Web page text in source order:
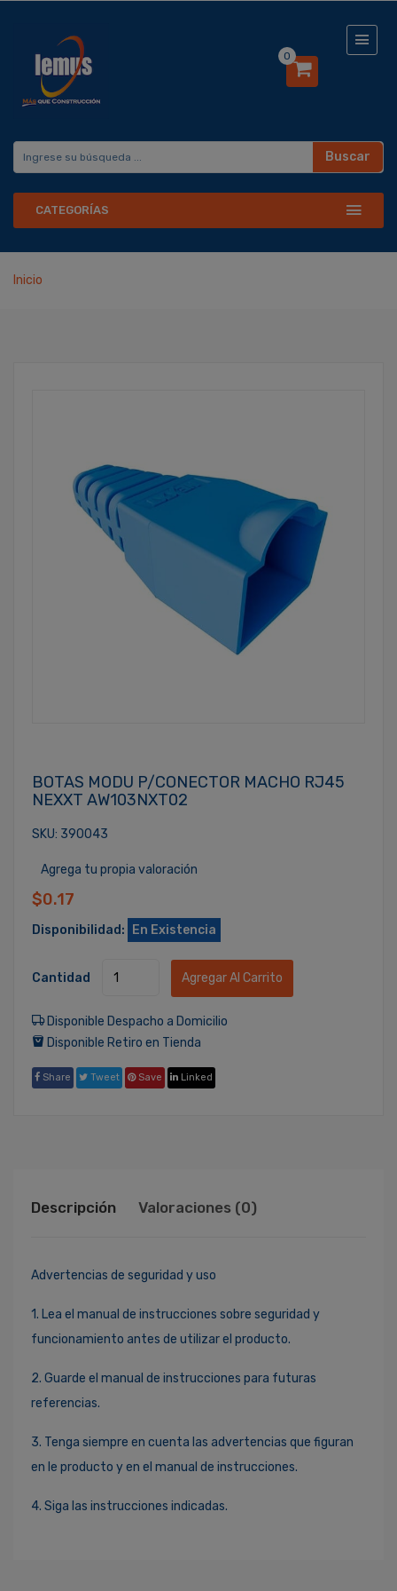
0
Buscar
CATEGORÍAS
Inicio
BOTAS MODU P/CONECTOR MACHO RJ45
NEXXT AW103NXT02
SKU: 390043
Agrega tu propia valoración
$0.17
Disponibilidad: En Existencia
Cantidad Agregar Al Carrito
Disponible Despacho a Domicilio
Disponible Retiro en Tienda
Share Tweet Save Linked
Descripción Valoraciones (0)
Advertencias de seguridad y uso
1. Lea el manual de instrucciones sobre seguridad y
funcionamiento antes de utilizar el producto.
2. Guarde el manual de instrucciones para futuras
referencias.
3. Tenga siempre en cuenta las advertencias que figuran
en le producto y en el manual de instrucciones.
4. Siga las instrucciones indicadas.